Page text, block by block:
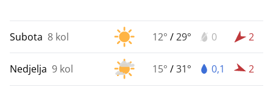
Subota 8 kol 12° /29° 0 2
Nedjelja 9 kol 15° /31° 0,1 2